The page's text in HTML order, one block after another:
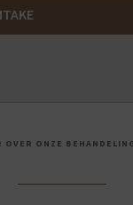
OVER ONZE